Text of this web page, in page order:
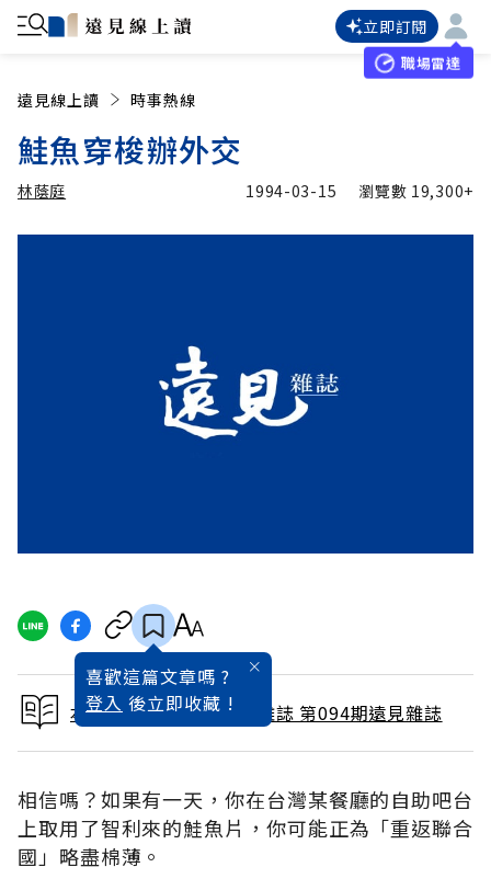
立即訂閱
職場雷達
遠見線上讀 時事熱線
鮭魚穿梭辦外交
林蔭庭 1994-03-15 瀏覽數 19,300+
喜歡這篇文章嗎 ?
登入 後立即收藏 !
本文出自 1994 / 4月號雜誌 第094期遠見雜誌
相信嗎？如果有一天，你在台灣某餐廳的自助吧台
上取用了智利來的鮭魚片，你可能正為「重返聯合
國」略盡棉薄。